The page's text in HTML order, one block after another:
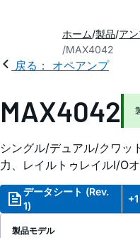
ホーム 製品 ア
MAX4042
戻る： オペアンプ
MAX4042
シングル/デュアル/クワッ
力、レイルトゥレイルI/O
データシート (Rev.
1)
+1
製品モデル